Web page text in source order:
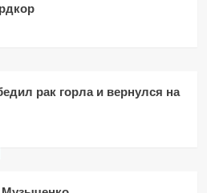
рак горла и вернулся на